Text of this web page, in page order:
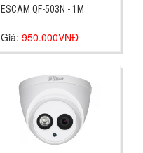
ESCAM QF-503N - 1M
Giá: 950.000VNĐ